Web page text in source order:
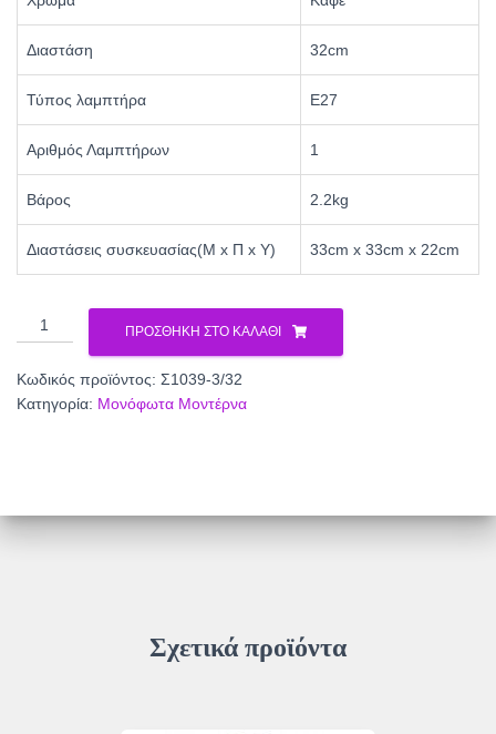
Διαστάση 32cm
Τύπος λαμπτήρα Ε27
Αριθμός Λαμπτήρων 1
Βάρος 2.2kg
Διαστάσεις συσκευασίας(Μ x Π x Υ) 33cm x 33cm x 22cm
Φωτιστικό
μονόφωτο
3/32
ΠΡΟΣΘΉΚΗ ΣΤΟ ΚΑΛΆΘΙ
Κωδικός προϊόντος: Σ1039-3/32
Κατηγορία: Μονόφωτα Μοντέρνα
Σχετικά προϊόντα